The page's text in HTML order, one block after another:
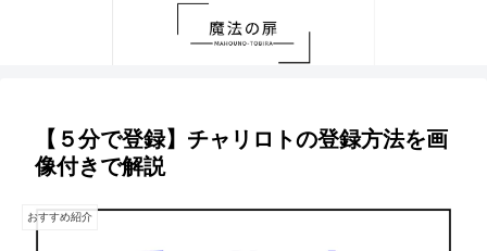
【５分で登録】チャリロトの登録方法を画
像付きで解説
おすすめ紹介